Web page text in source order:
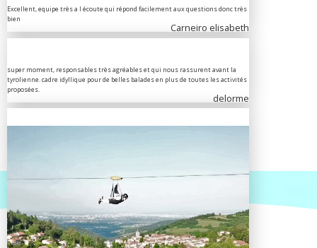
Excellent, equipe très a l écoute qui répond facilement aux questions donc très
bien
Carneiro elisabeth
super moment, responsables très agréables et qui nous rassurent avant la
tyrolienne. cadre idyllique pour de belles balades en plus de toutes les activités
proposées.
delorme